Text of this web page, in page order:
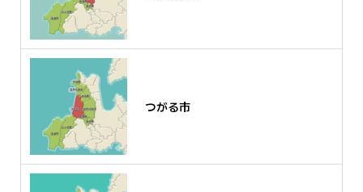
つがる市